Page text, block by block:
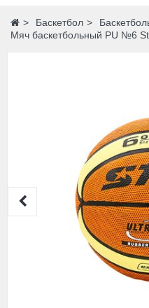
Главная
Баскетбол
Мяч баскетбольный PU №6